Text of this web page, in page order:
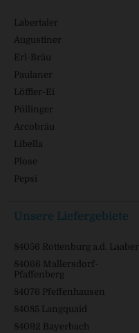
Labertaler
Augustiner
Erl-Bräu
Paulaner
Löffler-Ei
Pöllinger
Arcobräu
Libella
Plose
Pepsi
Unsere Liefergebiete
84056 Rottenburg a.d. Laaber
84066 Mallersdorf-
Pfaffenberg
84076 Pfeffenhausen
84085 Langquaid
84092 Bayerbach